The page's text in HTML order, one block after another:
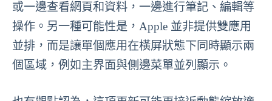
或一邊查看網頁和資料，一邊進行筆記、編輯等
操作。另一種可能性是，Apple 並非提供雙應用
並排，而是讓單個應用在橫屏狀態下同時顯示兩
個區域，例如主界面與側邊菜單並列顯示。